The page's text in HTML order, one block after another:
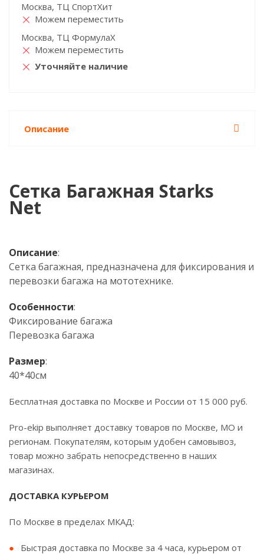
Москва, ТЦ СпортХит
Можем переместить
Москва, ТЦ ФормулаХ
Можем переместить
Уточняйте наличие
Описание
Сетка Багажная Starks
Net
Описание:
Сетка багажная, предназначена для фиксирования и
перевозки багажа на мототехнике.
Особенности:
Фиксирование багажа
Перевозка багажа
Размер:
40*40см
Бесплатная доставка по Москве и России от 15 000 руб.
Pro-ekip выполняет доставку товаров по Москве, МО и
регионам. Покупателям, которым удобен самовывоз,
товар можно забрать непосредственно в наших
магазинах.
ДОСТАВКА КУРЬЕРОМ
По Москве в пределах МКАД:
Быстрая доставка по Москве за 4 часа, курьером от